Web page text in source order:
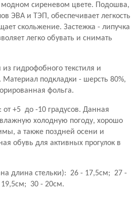
сиреневом цвете. Подошва,
ЭВА и ТЭП, обеспечивает легкость
скольжение. Застежка - липучка
легко обувать и снимать
гидрофобного текстиля и
Материал подкладки - шерсть 80%,
фольга.
+5 до -10 градусов. Данная
холодную погоду, хорошо
а также поздней осени и
обувь для активных прогулок в
длина стельки): 26 - 17,5см; 27 -
30 - 20см.